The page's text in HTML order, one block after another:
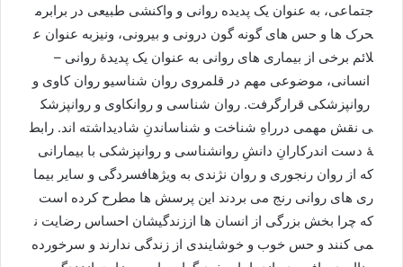
جتماعی، به عنوان یک پدیده روانی و واکنشی طبیعی در برابرم
حرک ها و حس های گونه گون درونی و بیرونی، ونیزبه عنوان ع
لائم برخی از بیماری های روانی به عنوان یک پدیدۀ روانی –
انسانی، موضوعی مهم در قلمروی روان شناسیو روان کاوی و
روانپزشکی قرارگرفت. روان شناسی و روانکاوی و روانپزشک
ی نقش مهمی درراهِ شناخت و شناساندنِ شادیداشته اند. رابط
ۀ دست اندرکارانِ دانشِ روانشناسی و روانپزشکی با بیمارانی
که از روان رنجوری و روان نژندی به ویژهافسردگی و سایر بیما
ری های روانی رنج می بردند این پرسش ها مطرح کرده است
که چرا بخش بزرگی از انسان ها اززندگیشان احساس رضایت ن
می کنند و حس خوب و خوشایندی از زندگی ندارند و سرخورده